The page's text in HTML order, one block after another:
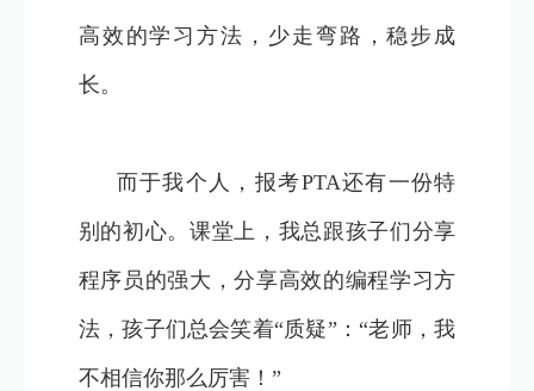
高效的学习方法，少走弯路，稳步成
长。
而于我个人，报考PTA还有一份特
别的初心。课堂上，我总跟孩子们分享
程序员的强大，分享高效的编程学习方
法，孩子们总会笑着“质疑”：“老师，我
不相信你那么厉害！”